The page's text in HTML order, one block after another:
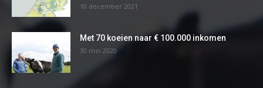
10 december 2021
Met 70 koeien naar € 100.000 inkomen
30 mei 2020